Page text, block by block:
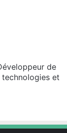
de
technologies et